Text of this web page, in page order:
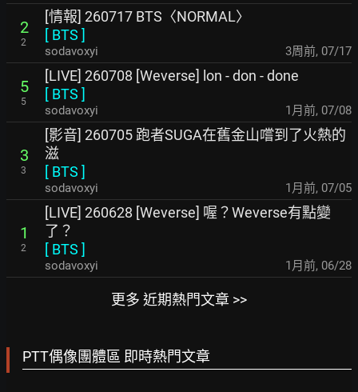
2
2
[情報] 260717 BTS〈NORMAL〉
[ BTS ]
sodavoxyi 3周前, 07/17
5
5
[LIVE] 260708 [Weverse] lon - don - done
[ BTS ]
sodavoxyi 1月前, 07/08
3
3
[影音] 260705 跑者SUGA在舊金山嚐到了火熱的
滋
[ BTS ]
sodavoxyi 1月前, 07/05
1
2
[LIVE] 260628 [Weverse] 喔？Weverse有點變
了？
[ BTS ]
sodavoxyi 1月前, 06/28
更多 近期熱門文章 >>
PTT偶像團體區 即時熱門文章